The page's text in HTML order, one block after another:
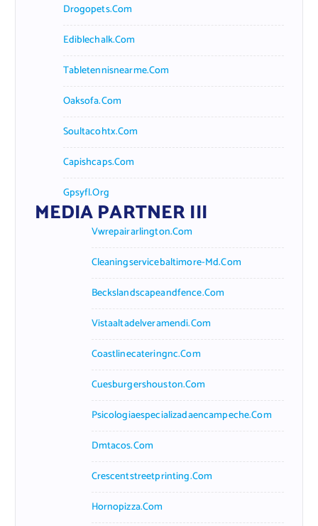
Drogopets.com
Ediblechalk.com
Tabletennisnearme.com
Oaksofa.com
Soultacohtx.com
Capishcaps.com
Gpsyfl.org
MEDIA PARTNER III
Vwrepairarlington.com
Cleaningservicebaltimore-Md.com
Beckslandscapeandfence.com
Vistaaltadelveramendi.com
Coastlinecateringnc.com
Cuesburgershouston.com
Psicologiaespecializadaencampeche.com
Dmtacos.com
Crescentstreetprinting.com
Hornopizza.com